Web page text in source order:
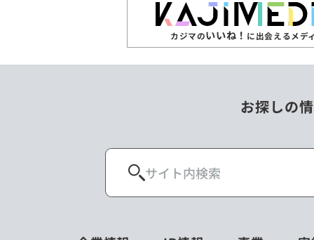
カジマのいいね！ に出会えるメデ
お探しの